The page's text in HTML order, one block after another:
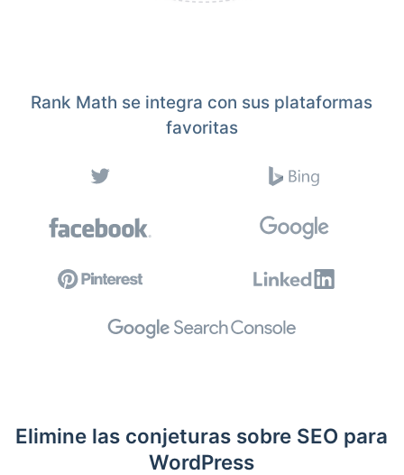
Rank Math se integra con sus plataformas
favoritas
Elimine las conjeturas sobre SEO para
WordPress